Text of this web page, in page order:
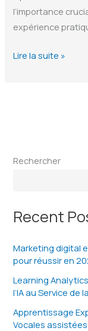
l’importance
expérience
Maximiser
BTS
le
Développement
Lire la suite »
Rechercher
Recent
Marketing digital
pour réussir en
Learning
l’IA au Service de
Apprentissage
Vocales assistées